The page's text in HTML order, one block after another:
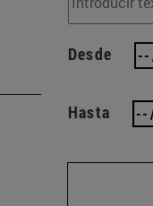
Desde
Hasta